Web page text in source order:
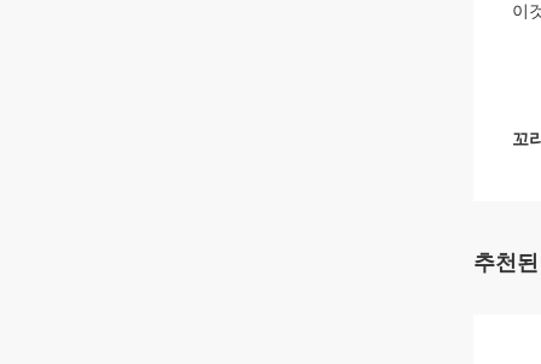
이
꼬
추천